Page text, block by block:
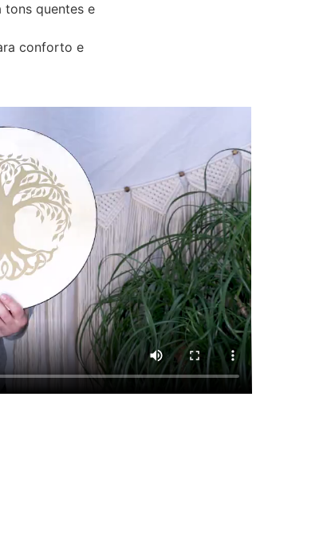
tons quentes e
conforto e